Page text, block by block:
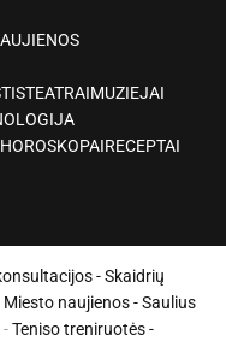
TEATRAIMUZIEJAI
HOROSKOPAIRECEPTAI
-Skaidrių
Miesto naujienos-Saulius
-Teniso treniruotės-